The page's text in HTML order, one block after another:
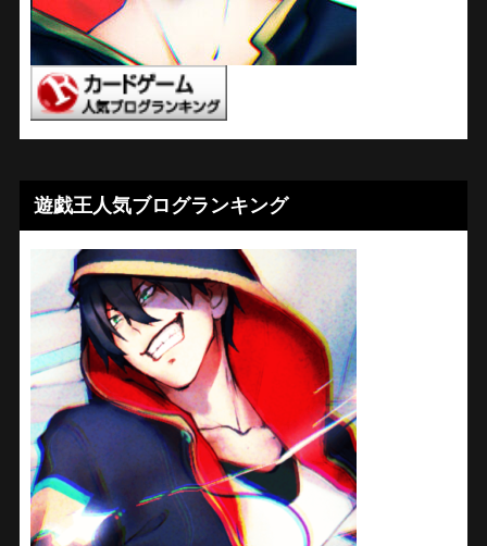
遊戯王人気ブログランキング